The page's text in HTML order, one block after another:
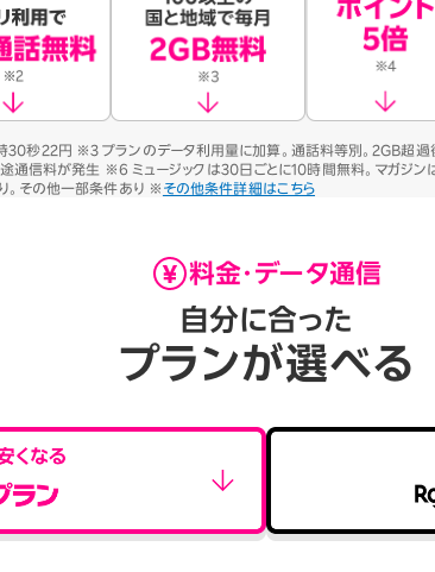
秒22円 ※3 プランのデータ利用量に加算。通話料等別。2GB超
通信料が発生 ※6 ミュージックは30日ごとに10時間無料。マガジン
。その他一部条件あり ※ その他条件詳細はこちら
料金・データ通信
自分に合った
プランが選べる